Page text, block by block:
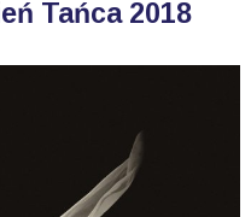
Tańca 2018